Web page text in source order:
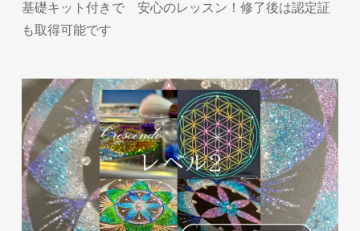
基礎キット付きで 安心のレッスン！修了後は認定証
も取得可能です